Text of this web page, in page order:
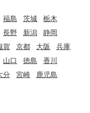
福島 茨城 栃木
長野 新潟 静岡
賀 京都 大阪
兵庫
山口 徳島
香川
分 宮崎
鹿児島